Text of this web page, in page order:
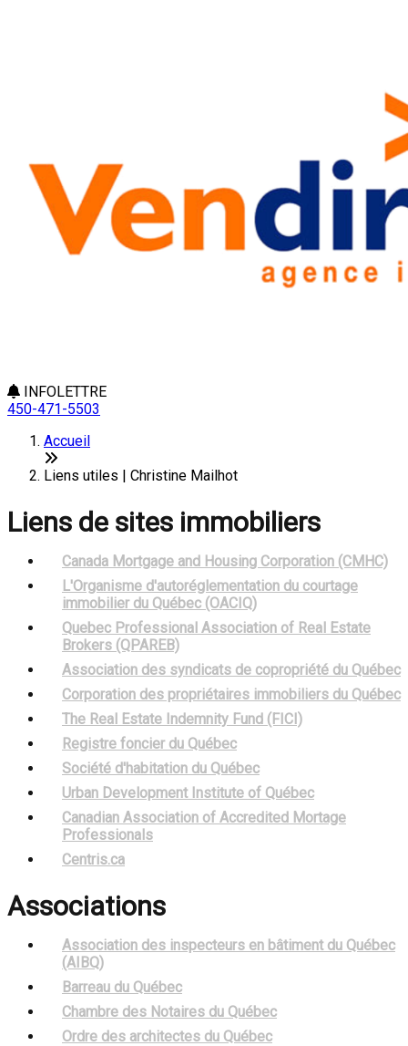
INFOLETTRE
450-471-5503
Accueil
Liens utiles | Christine Mailhot
Liens de sites immobiliers
Canada Mortgage and Housing Corporation (CMHC)
L'Organisme d'autoréglementation du courtage
immobilier du Québec (OACIQ)
Quebec Professional Association of Real Estate
Brokers (QPAREB)
Association des syndicats de copropriété du Québec
Corporation des propriétaires immobiliers du Québec
The Real Estate Indemnity Fund (FICI)
Registre foncier du Québec
Société d'habitation du Québec
Urban Development Institute of Québec
Canadian Association of Accredited Mortage
Professionals
Centris.ca
Associations
Association des inspecteurs en bâtiment du Québec
(AIBQ)
Barreau du Québec
Chambre des Notaires du Québec
Ordre des architectes du Québec